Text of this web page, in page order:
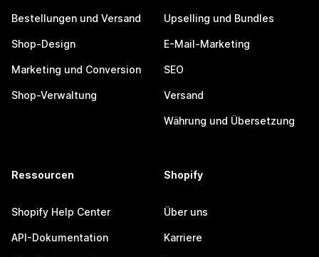
Bestellungen und Versand
Shop-Design
Marketing und Conversion
Shop-Verwaltung
Upselling und Bundles
E-Mail-Marketing
SEO
Versand
Währung und Übersetzung
Ressourcen
Shopify Help Center
API-Dokumentation
Shopify
Über uns
Karriere